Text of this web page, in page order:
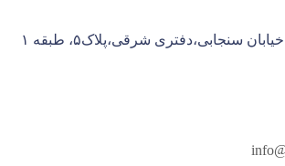
سنجابی،دفتری شرقی،پلاک۵، طبقه ۱